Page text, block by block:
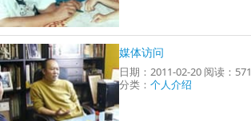
媒体访问
日期：2011-02-20 阅读：571
分类：个人介绍